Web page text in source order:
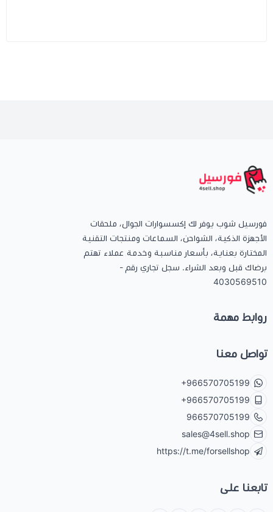
فورسيل شوب يوفر لك إكسسوارات الجوال، ملحقات
الأجهزة الذكية، الشواحن، السماعات ومنتجات التقنية
المختارة بعناية، بأسعار مناسبة وخدمة عملاء تهتم
برضاك قبل وبعد الشراء. سجل تجاري رقم -
4030569510
روابط مهمة
تواصل معنا
+966570705199
+966570705199
966570705199
sales@4sell.shop
https://t.me/forsellshop
تابعنا على